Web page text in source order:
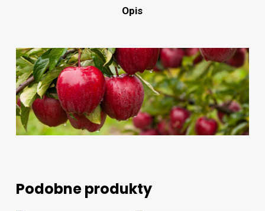
Opis
Podobne produkty